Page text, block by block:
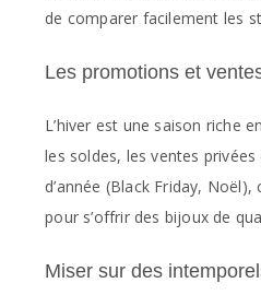
de comparer facilement les
Les promotions et
L’hiver est une saison riche
les soldes, les ventes
d’année (Black Friday, Noël),
pour s’offrir des bijoux de
Miser sur des